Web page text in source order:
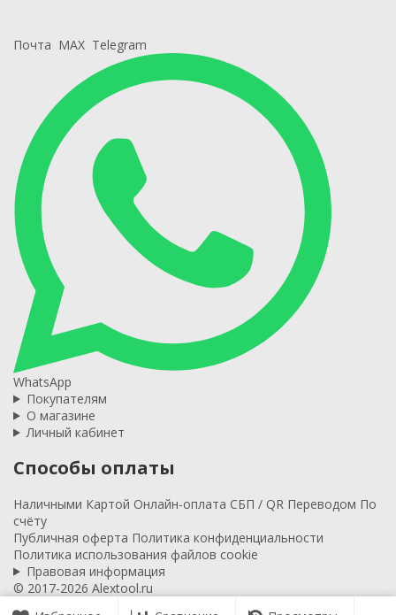
Почта MAX Telegram
WhatsApp
Покупателям
О магазине
Личный кабинет
Способы оплаты
Наличными Картой Онлайн-оплата СБП / QR Переводом По
счёту
Публичная оферта Политика конфиденциальности
Политика использования файлов cookie
Правовая информация
© 2017-2026 Alextool.ru